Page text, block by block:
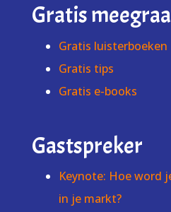
Gratis
Gratis luisterboeken
Gratis tips
Gratis e-books
Gastspreker
Keynote: Hoe word
in je markt?